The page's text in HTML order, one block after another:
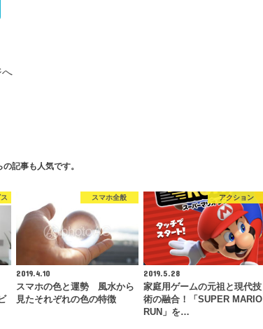
へ
の記事も人気です。
スマホ全般
2019.4.10
スマホの色と運勢 風水から
見たそれぞれの色の特徴
アクション
2019.5.28
家庭用ゲームの元祖と現代技
術の融合！「SUPER MARIO
RUN」を…